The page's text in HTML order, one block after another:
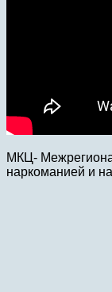
МКЦ-
наркоманией и